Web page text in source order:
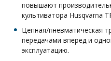
повышают
культиватора Husqvarna
Цепная/пневматическая
передачами вперед и
эксплуатацию.